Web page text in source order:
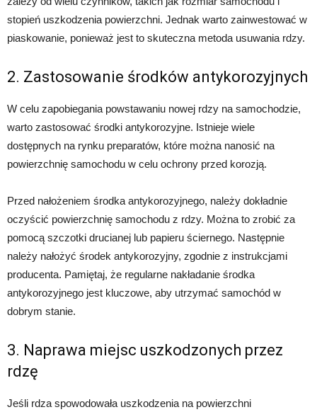
stopień uszkodzenia powierzchni. Jednak warto zainwestować w
piaskowanie, ponieważ jest to skuteczna metoda usuwania rdzy.
2. Zastosowanie środków antykorozyjnych
W celu zapobiegania powstawaniu nowej rdzy na samochodzie,
warto zastosować środki antykorozyjne. Istnieje wiele
dostępnych na rynku preparatów, które można nanosić na
powierzchnię samochodu w celu ochrony przed korozją.
Przed nałożeniem środka antykorozyjnego, należy dokładnie
oczyścić powierzchnię samochodu z rdzy. Można to zrobić za
pomocą szczotki drucianej lub papieru ściernego. Następnie
należy nałożyć środek antykorozyjny, zgodnie z instrukcjami
producenta. Pamiętaj, że regularne nakładanie środka
antykorozyjnego jest kluczowe, aby utrzymać samochód w
dobrym stanie.
3. Naprawa miejsc uszkodzonych przez
rdzę
Jeśli rdza spowodowała uszkodzenia na powierzchni